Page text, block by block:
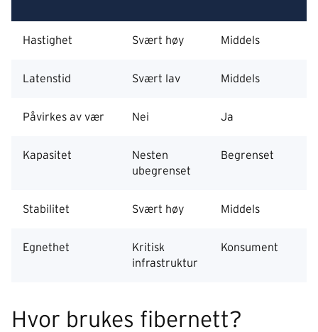
Hastighet Svært høy Middels
Latenstid Svært lav Middels
Påvirkes av vær Nei Ja
Kapasitet
Nesten
ubegrenset
Begrenset
Stabilitet Svært høy Middels
Egnethet
Kritisk
infrastruktur
Konsument
Hvor brukes fibernett?